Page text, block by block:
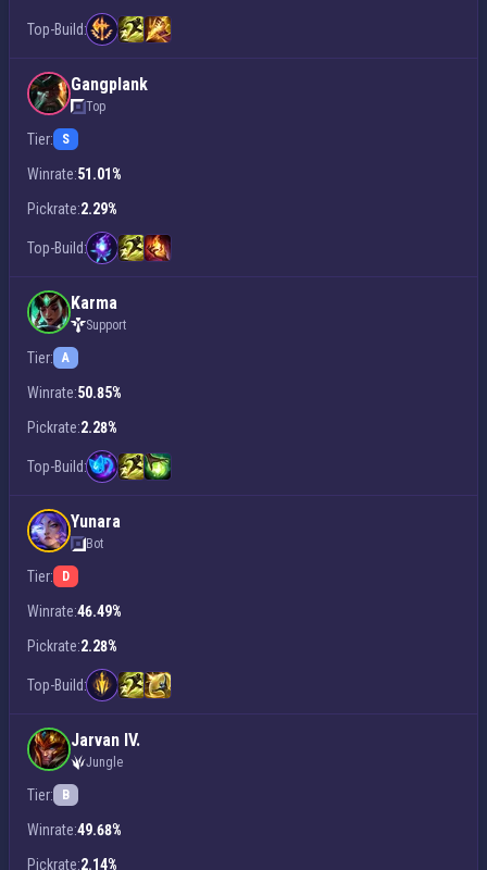
Top-Build:
Gangplank
Top
Tier: S
Winrate:51.01%
Pickrate:2.29%
Top-Build:
Karma
Support
Tier: A
Winrate:50.85%
Pickrate:2.28%
Top-Build:
Yunara
Bot
Tier: D
Winrate:46.49%
Pickrate:2.28%
Top-Build:
Jarvan IV.
Jungle
Tier: B
Winrate:49.68%
Pickrate:2.14%